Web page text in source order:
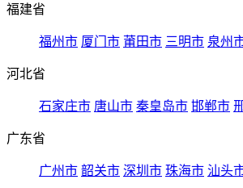
福建省
福州市 厦门市 莆田市 三明市 泉州
河北省
石家庄市 唐山市 秦皇岛市 邯郸市
广东省
广州市 韶关市 深圳市 珠海市 汕头